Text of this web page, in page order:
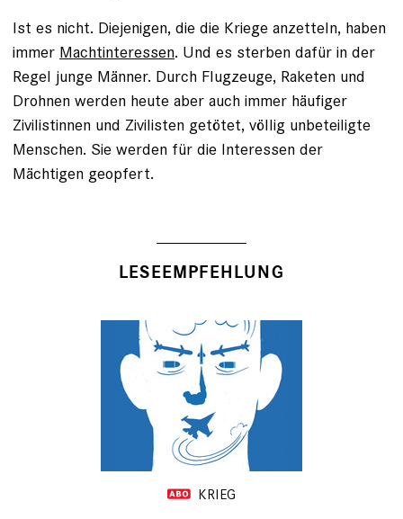
Ist es nicht. Diejenigen, die die Kriege anzetteln, haben
immer Machtinteressen. Und es sterben dafür in der
Regel junge Männer. Durch Flugzeuge, Raketen und
Drohnen werden heute aber auch immer häufiger
Zivilistinnen und Zivilisten getötet, völlig unbeteiligte
Menschen. Sie werden für die Interessen der
Mächtigen geopfert.
LESEEMPFEHLUNG
KRIEG